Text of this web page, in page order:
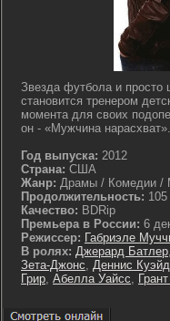
Звезда футбола и просто
становится тренером
момента для своих
он - «Мужчина
Год выпуска: 2012
Страна: США
Жанр: Драмы / Комедии /
Продолжительность:
Качество: BDRip
Премьера в России: 6
Режиссер: Габриэле
В ролях: Джерард Батлер,
Зета-Джонс, Деннис Куэйд
Грир, Абелла Уайсс,